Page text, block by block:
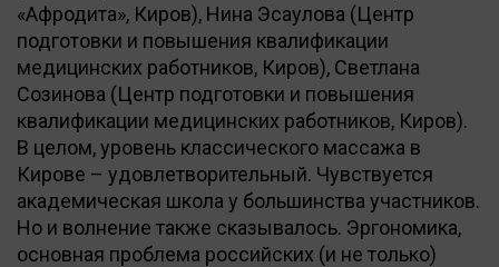
«Афродита», Киров), Нина Эсаулова (Центр
подготовки и повышения квалификации
медицинских работников, Киров), Светлана
Созинова (Центр подготовки и повышения
квалификации медицинских работников, Киров).
В целом, уровень классического массажа в
Кирове – удовлетворительный. Чувствуется
академическая школа у большинства участников.
Но и волнение также сказывалось. Эргономика,
основная проблема российских (и не только)